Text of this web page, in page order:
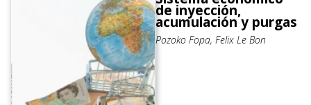
de inyección,
acumulación y purgas
Pozoko Fopa, Felix Le Bon